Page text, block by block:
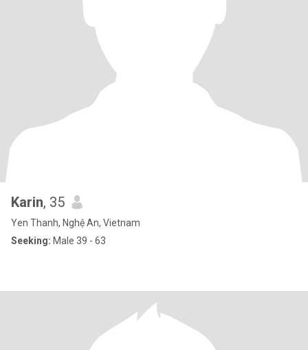
Karin, 35
Yen Thanh, Nghệ An, Vietnam
Seeking: Male 39 - 63